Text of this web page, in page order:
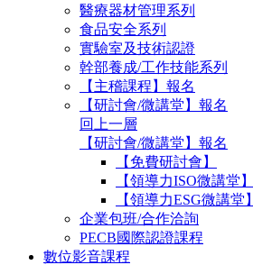
醫療器材管理系列
食品安全系列
實驗室及技術認證
幹部養成/工作技能系列
【主稽課程】報名
【研討會/微講堂】報名
回上一層
【研討會/微講堂】報名
【免費研討會】
【領導力ISO微講堂】
【領導力ESG微講堂】
企業包班/合作洽詢
PECB國際認證課程
數位影音課程